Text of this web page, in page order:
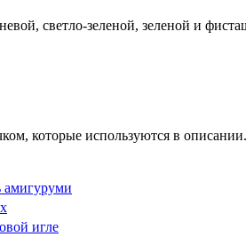
светло-зеленой, зеленой и
которые используются в описании.
амигуруми
игле